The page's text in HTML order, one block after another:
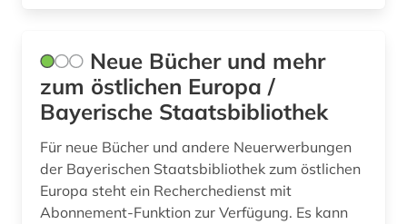
linguistik (1)
litauen (1)
literatur (10)
literaturnaja gazeta (1)
Neue Bücher und mehr
zum östlichen Europa /
Bayerische Staatsbibliothek
Für neue Bücher und andere Neuerwerbungen
der Bayerischen Staatsbibliothek zum östlichen
Europa steht ein Recherchedienst mit
Abonnement-Funktion zur Verfügung. Es kann